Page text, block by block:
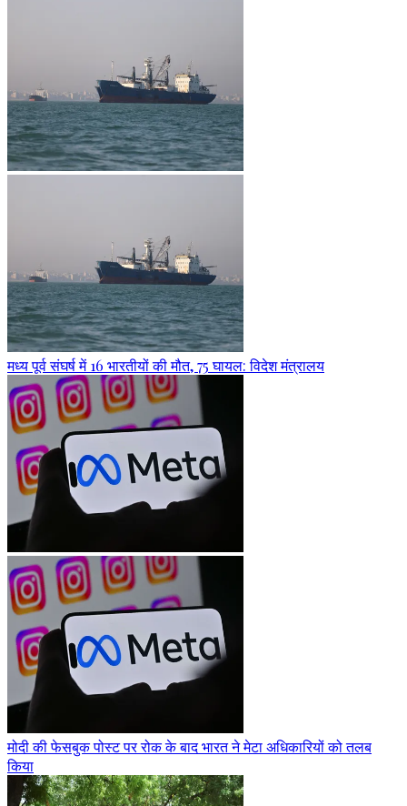
मध्य पूर्व संघर्ष में 16 भारतीयों की मौत, 75 घायल: विदेश मंत्रालय
मोदी की फेसबुक पोस्ट पर रोक के बाद भारत ने मेटा अधिकारियों को तलब
किया